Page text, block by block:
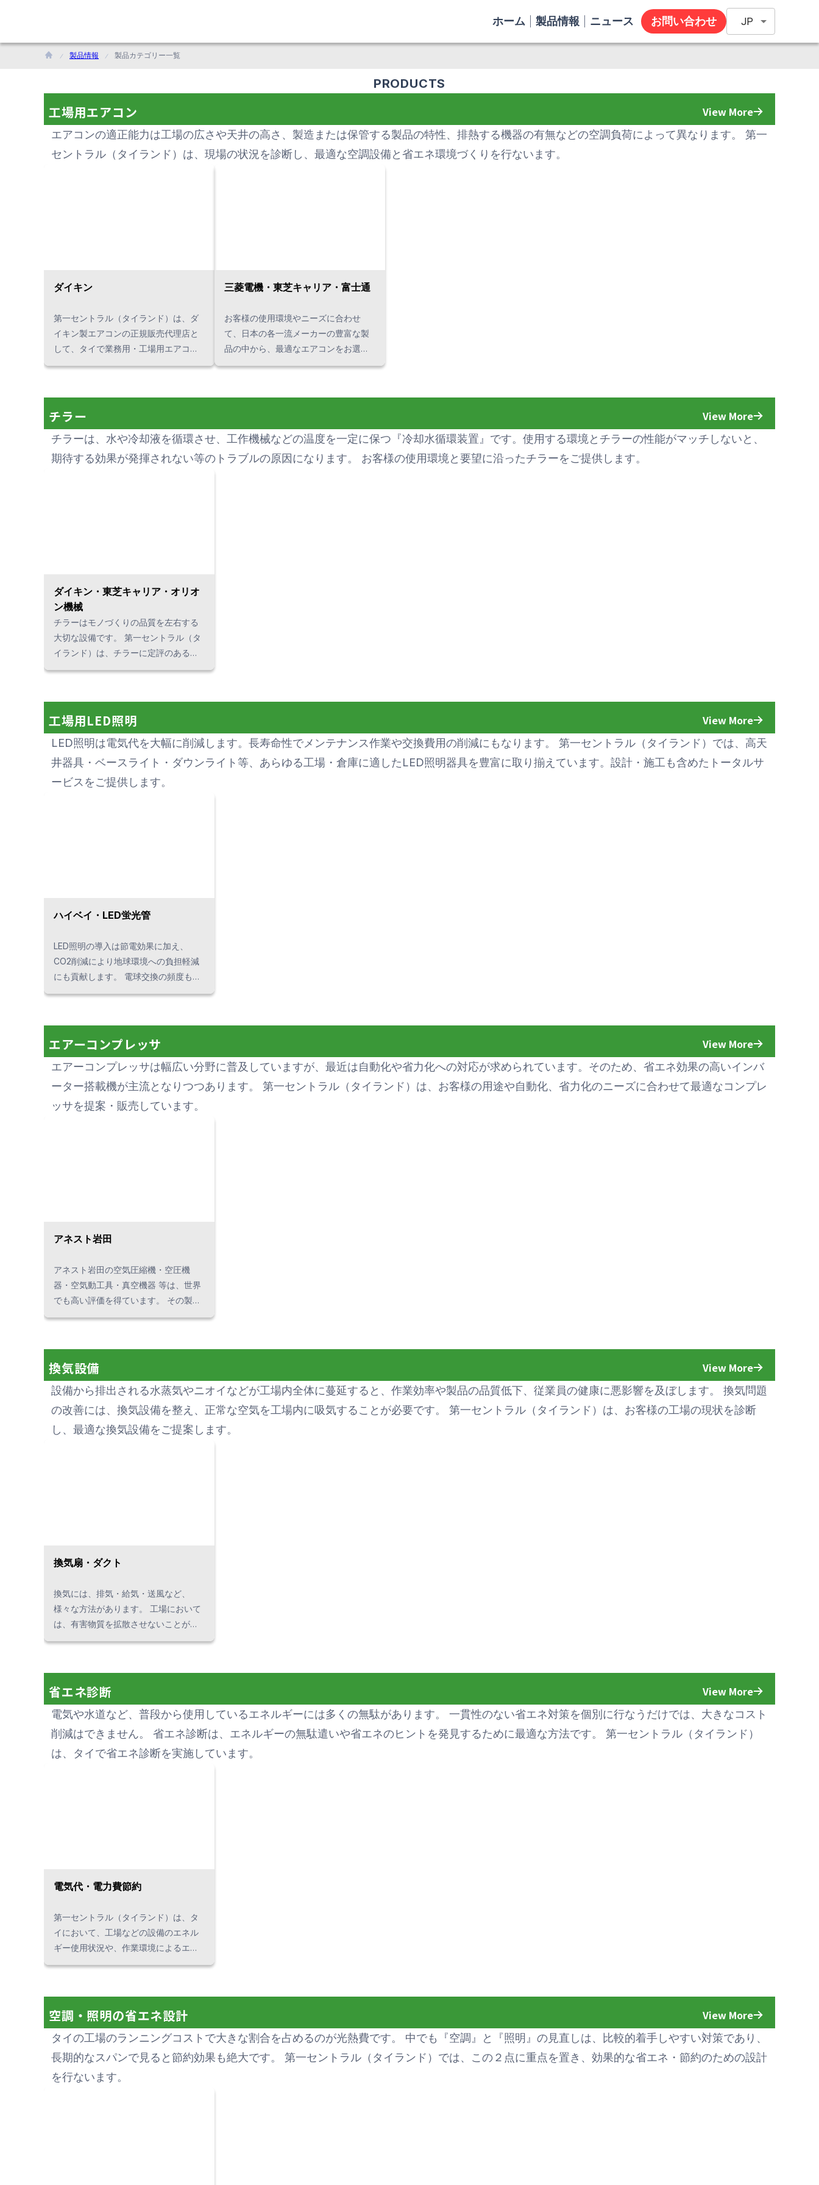
ホーム 製品情報 ニュース お問い合わせ JP
製品情報 製品カテゴリー一覧
PRODUCTS
工場用エアコン View More
エアコンの適正能力は工場の広さや天井の高さ、製造または保管する製品の特性、排熱する機器の有無などの空調負荷によって異なります。 第一
セントラル（タイランド）は、現場の状況を診断し、最適な空調設備と省エネ環境づくりを行ないます。
ダイキン
第一セントラル（タイランド）は、ダ
イキン製エアコンの正規販売代理店と
して、タイで業務用・工場用エアコン
を販売しています。 工場や倉庫の新
慮した最適な設備をご提案いたしま
す。
三菱電機・東芝キャリア・富士通
お客様の使用環境やニーズに合わせ
て、日本の各一流メーカーの豊富な製
品の中から、最適なエアコンをお選び
いただくことができます。 空調設備を
お任せください。
チラー View More
チラーは、水や冷却液を循環させ、工作機械などの温度を一定に保つ『冷却水循環装置』です。使用する環境とチラーの性能がマッチしないと、
期待する効果が発揮されない等のトラブルの原因になります。 お客様の使用環境と要望に沿ったチラーをご提供します。
ダイキン・東芝キャリア・オリオ
ン機械
チラーはモノづくりの品質を左右する
大切な設備です。 第一セントラル（タ
イランド）は、チラーに定評のあるダ
イキン、三菱電機、東芝キャリア、オ
った最適なチラーをご提案いたしま
す。
工場用LED照明 View More
LED照明は電気代を大幅に削減します。長寿命性でメンテナンス作業や交換費用の削減にもなります。 第一セントラル（タイランド）では、高天
井器具・ベースライト・ダウンライト等、あらゆる工場・倉庫に適したLED照明器具を豊富に取り揃えています。設計・施工も含めたトータルサ
ービスをご提供します。
ハイベイ・LED蛍光管
LED照明の導入は節電効果に加え、
CO2削減により地球環境への負担軽減
にも貢献します。 電球交換の頻度も減
ることから、高所作業による危険率の
導入は、400件以上の導入実績を持つ
当社にご相談ください。 ※取り扱いメ
ーカー : NDA／L-eeDo／Toshiba／
Kowa／Panasonic／KC GLOBAL 等 そ
の他、タイローカルメーカーの取り扱
いもあります。
エアーコンプレッサ View More
エアーコンプレッサは幅広い分野に普及していますが、最近は自動化や省力化への対応が求められています。そのため、省エネ効果の高いインバ
ーター搭載機が主流となりつつあります。 第一セントラル（タイランド）は、お客様の用途や自動化、省力化のニーズに合わせて最適なコンプレ
ッサを提案・販売しています。
アネスト岩田
アネスト岩田の空気圧縮機・空圧機
器・空気動工具・真空機器 等は、世界
でも高い評価を得ています。 その製品
群は、省エネルギー・エアの品質改
イランド）は、タイでアネスト岩田の
空圧製品（エアコンプレッサ）を各種
取り扱っています。
換気設備 View More
設備から排出される水蒸気やニオイなどが工場内全体に蔓延すると、作業効率や製品の品質低下、従業員の健康に悪影響を及ぼします。 換気問題
の改善には、換気設備を整え、正常な空気を工場内に吸気することが必要です。 第一セントラル（タイランド）は、お客様の工場の現状を診断
し、最適な換気設備をご提案します。
換気扇・ダクト
換気には、排気・給気・送風など、
様々な方法があります。 工場において
は、有害物質を拡散させないことが最
重要であり、状況によって換気する方
気システムを併用すれば、さらに高い
換気効果を得ることができます。 当社
は、日本での長年の経験とノウハウを
活用し、タイの生産現場の空調設備の
改善をサポート。 お客様の使用環境に
適した換気設備をご提案し、設計から
省エネ診断 View More
電気や水道など、普段から使用しているエネルギーには多くの無駄があります。 一貫性のない省エネ対策を個別に行なうだけでは、大きなコスト
削減はできません。 省エネ診断は、エネルギーの無駄遣いや省エネのヒントを発見するために最適な方法です。 第一セントラル（タイランド）
は、タイで省エネ診断を実施しています。
電気代・電力費節約
第一セントラル（タイランド）は、タ
イにおいて、工場などの設備のエネル
ギー使用状況や、作業環境によるエネ
ルギー効率の診断サービスを提供して
収も含めた総合的な診断を行ないま
す。 さらに作業場の温度・湿度や空気
循環の効率性なども診断し、結果を具
体的な数字にしてレポートします。 診
省コスト案もご提案します。
空調・照明の省エネ設計 View More
タイの工場のランニングコストで大きな割合を占めるのが光熱費です。 中でも『空調』と『照明』の見直しは、比較的着手しやすい対策であり、
長期的なスパンで見ると節約効果も絶大です。 第一セントラル（タイランド）では、この２点に重点を置き、効果的な省エネ・節約のための設計
を行ないます。